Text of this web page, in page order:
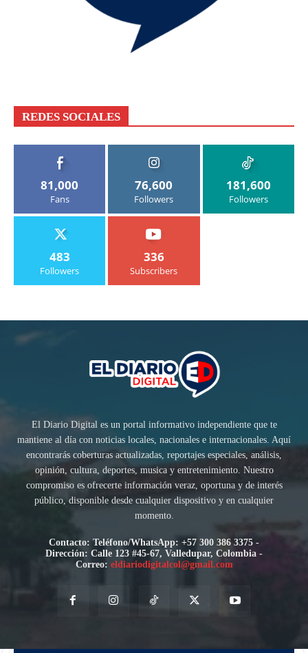
REDES SOCIALES
81,000
Fans
76,600
Followers
181,600
Followers
483
Followers
336
Subscribers
El Diario Digital es un portal informativo independiente que te
mantiene al día con noticias locales, nacionales e internacionales. Aquí
encontrarás coberturas actualizadas, reportajes especiales, análisis,
opinión, cultura, deportes, musica y entretenimiento. Nuestro
compromiso es ofrecerte información veraz, oportuna y de interés
público, disponible desde cualquier dispositivo y en cualquier
momento.
Contacto: Teléfono/WhatsApp: +57 300 386 3375 -
Dirección: Calle 123 #45-67, Valledupar, Colombia -
Correo: eldiariodigitalcol@gmail.com